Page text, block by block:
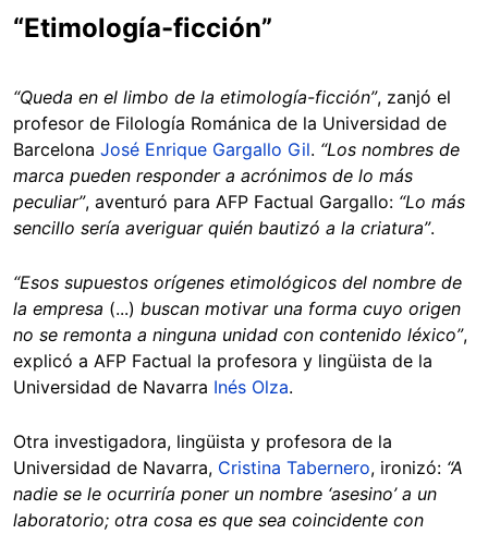
“Etimología-ficción”
“Queda en el limbo de la etimología-ficción”, zanjó el
profesor de Filología Románica de la Universidad de
Barcelona José Enrique Gargallo Gil. “Los nombres de
marca pueden responder a acrónimos de lo más
peculiar”, aventuró para AFP Factual Gargallo: “Lo más
sencillo sería averiguar quién bautizó a la criatura”.
“Esos supuestos orígenes etimológicos del nombre de
la empresa (...) buscan motivar una forma cuyo origen
no se remonta a ninguna unidad con contenido léxico”,
explicó a AFP Factual la profesora y lingüista de la
Universidad de Navarra Inés Olza.
Otra investigadora, lingüista y profesora de la
Universidad de Navarra, Cristina Tabernero, ironizó: “A
nadie se le ocurriría poner un nombre ‘asesino’ a un
laboratorio; otra cosa es que sea coincidente con